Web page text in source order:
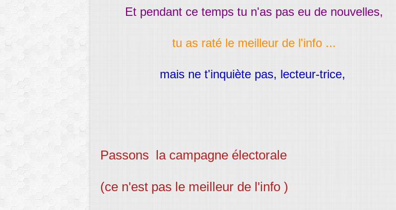
Et pendant ce temps tu n'as pas eu de nouvelles,
tu as raté le meilleur de l'info ...
mais ne t'inquiète pas, lecteur-trice,
Passons la campagne électorale
(ce n'est pas le meilleur de l'info )